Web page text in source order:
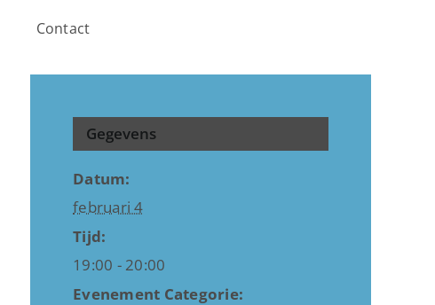
Contact
Gegevens
Datum:
februari 4
Tijd:
19:00 - 20:00
Evenement Categorie: